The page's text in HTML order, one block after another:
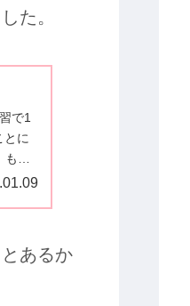
た。
で1
とに
う
あるか